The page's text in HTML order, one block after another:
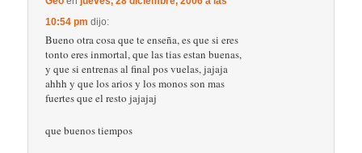
10:54 pm dijo:
Bueno otra cosa que te enseña, es que si eres
tonto eres inmortal, que las tias estan buenas,
y que si entrenas al final pos vuelas, jajaja
ahhh y que los arios y los monos son mas
fuertes que el resto jajajaj
que buenos tiempos